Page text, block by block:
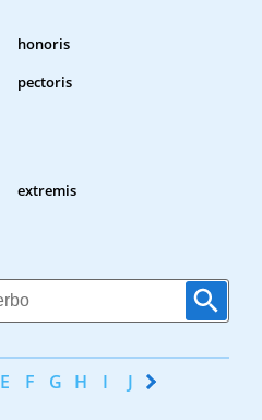
honoris
pectoris
extremis
E F G H I J K